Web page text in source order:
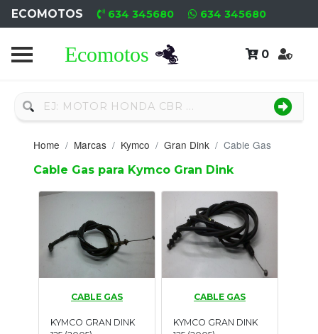
ECOMOTOS 634 345680 634 345680
0
Home
Nuevo
Neumáticos
Campa
Motores
Nuevos
Motores
Usados
Home Marcas Kymco Gran Dink Cable Gas
Cable Gas para Kymco Gran Dink
CABLE GAS
KYMCO GRAN DINK
CABLE GAS
KYMCO GRAN DINK